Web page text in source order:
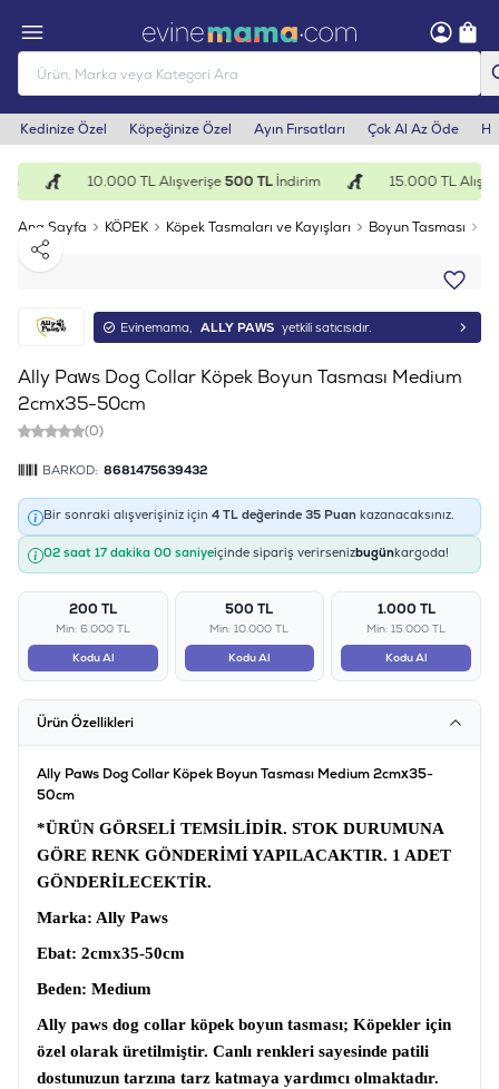
Kedinize Özel Köpeğinize Özel Ayın Fırsatları Çok Al Az Öde
10.000 TL Alışverişe500 TLİndirim 15.000 TL
Ana Sayfa KÖPEK Köpek Tasmaları ve Kayışları Boyun Tasması
Paylaş
Evinemama, ALLY PAWS yetkili satıcısıdır.
Ally Paws Dog Collar Köpek Boyun Tasması Medium
2cmx35-50cm
(0)
BARKOD: 8681475639432
Bir sonraki alışverişiniz için 4 TL değerinde 35 Puan kazanacaksınız.
02 saat 17 dakika 00 saniyeiçinde sipariş verirsenizbugünkargoda!
200 TL
Min: 6.000 TL
Kodu Al
500 TL
Min: 10.000 TL
Kodu Al
1.000 TL
Min: 15.000 TL
Kodu Al
Ürün Özellikleri
Ally Paws Dog Collar Köpek Boyun Tasması Medium 2cmx35-
50cm
*ÜRÜN GÖRSELİ TEMSİLİDİR. STOK DURUMUNA
GÖRE RENK GÖNDERİMİ YAPILACAKTIR. 1 ADET
GÖNDERİLECEKTİR.
Marka: Ally Paws
Ebat: 2cmx35-50cm
Beden: Medium
Ally paws dog collar köpek boyun tasması; Köpekler için
özel olarak üretilmiştir. Canlı renkleri sayesinde patili
dostunuzun tarzına tarz katmaya yardımcı olmaktadır.